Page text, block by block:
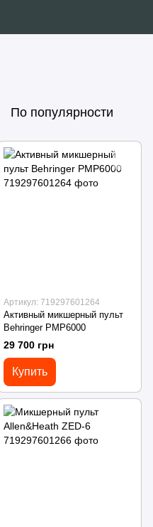
По популярности
Артикул: 719297601264
Активный микшерный пульт
Behringer PMP6000
29 700 грн
Купить